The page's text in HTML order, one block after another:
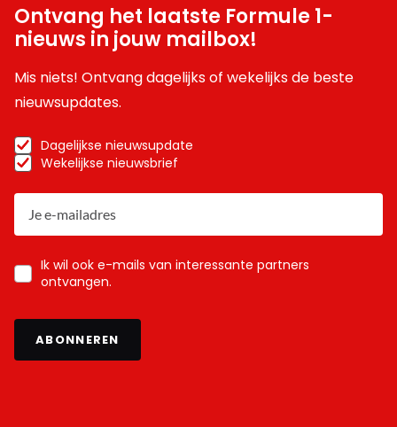
Ontvang het laatste Formule 1-
nieuws in jouw mailbox!
Mis niets! Ontvang dagelijks of wekelijks de beste
nieuwsupdates.
Dagelijkse nieuwsupdate
Wekelijkse nieuwsbrief
Ik wil ook e-mails van interessante partners
ontvangen.
ABONNEREN